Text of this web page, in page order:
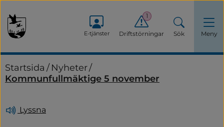
E-tjänster Driftstörningar
1
Sök Meny
Startsida / Nyheter/
Kommunfullmäktige 5 november
Lyssna